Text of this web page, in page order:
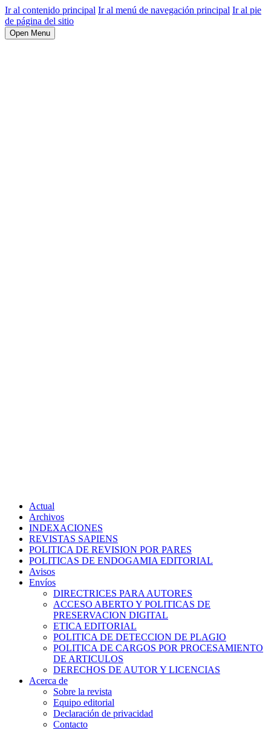
Ir al contenido principal Ir al menú de navegación principal Ir al pie
de página del sitio
Open Menu
Actual
Archivos
INDEXACIONES
REVISTAS SAPIENS
POLITICA DE REVISION POR PARES
POLITICAS DE ENDOGAMIA EDITORIAL
Avisos
Envíos
DIRECTRICES PARA AUTORES
ACCESO ABERTO Y POLITICAS DE
PRESERVACION DIGITAL
ETICA EDITORIAL
POLITICA DE DETECCION DE PLAGIO
POLITICA DE CARGOS POR PROCESAMIENTO
DE ARTICULOS
DERECHOS DE AUTOR Y LICENCIAS
Acerca de
Sobre la revista
Equipo editorial
Declaración de privacidad
Contacto